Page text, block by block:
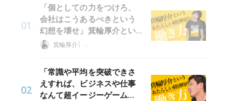
「個としての力をつけろ、
会社はこうあるべきという
幻想を壊せ」箕輪厚介とい…
箕輪厚介 |
「あたらしい経済」時代の働き方
「常識や平均を突破できさ
えすれば、ビジネスや仕事
なんて超イージーゲーム…